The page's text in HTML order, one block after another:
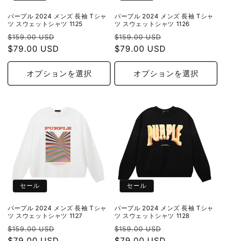
パープル 2024 メンズ 長袖 Tシャ
ツ スウェットシャツ 1125
通
常
価
$159.00 USD
ル
価
格
$79.00 USD
オプションを選択
パープル 2024 メンズ 長袖 Tシャ
ツ スウェットシャツ 1126
通
常
価
$159.00 USD
ル
価
格
$79.00 USD
オプションを選択
セール
パープル 2024 メンズ 長袖 Tシャ
ツ スウェットシャツ 1127
通
$159.00 USD
セール
パープル 2024 メンズ 長袖 Tシャ
ツ スウェットシャツ 1128
通
$159.00 USD